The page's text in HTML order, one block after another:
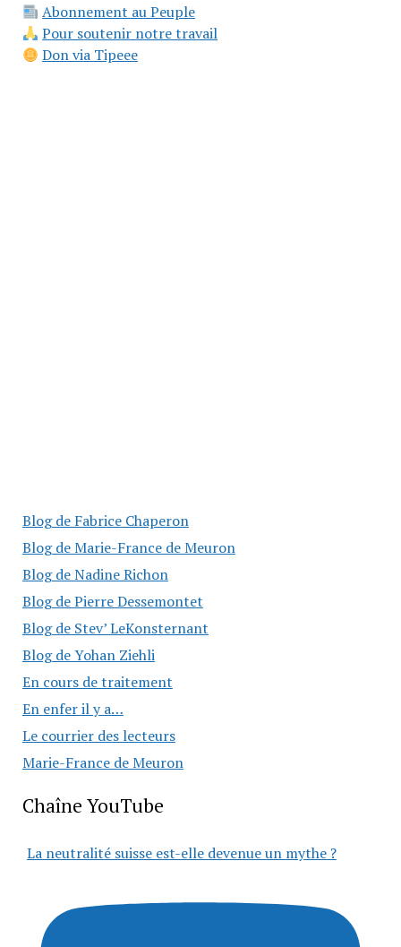
Abonnement au Peuple
Pour soutenir notre travail
Don via Tipeee
Blog de Fabrice Chaperon
Blog de Marie-France de Meuron
Blog de Nadine Richon
Blog de Pierre Dessemontet
Blog de Stev’ LeKonsternant
Blog de Yohan Ziehli
En cours de traitement
En enfer il y a…
Le courrier des lecteurs
Marie-France de Meuron
Chaîne YouTube
La neutralité suisse est-elle devenue un mythe ?